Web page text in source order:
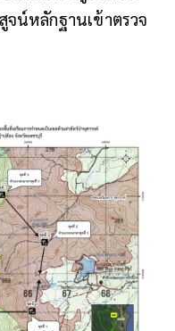
น์หลักฐานเข้าตรวจ